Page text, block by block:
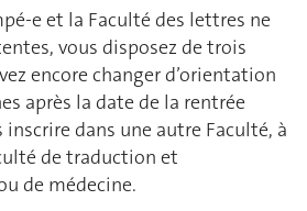
e et la Faculté des lettres ne
vous disposez de trois
encore changer d’orientation
après la date de la rentrée
dans une autre Faculté, à
de traduction et
de médecine.